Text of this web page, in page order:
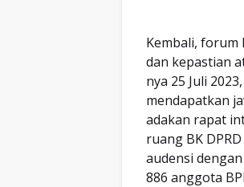
Kembali, forum
dan kepastian
nya 25 Juli
mendapatkan
adakan rapat
ruang BK
audensi
886 anggota